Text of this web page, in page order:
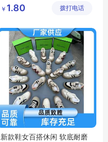
小白鞋时尚百搭
务商行
￥ 1.80 拨打电话
新款鞋女百搭休闲 软底耐磨